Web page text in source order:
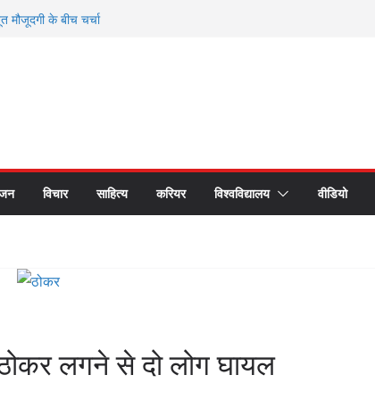
2026 में Elon Musk की अनुपस्थिति से
के बीच चर्चा
लोक अदालत के प्रचार प्रसार के लिए रथ रवाना
डॉ. राजकुमार चौधरी ने किया सम्मान
विचार साहित्य करियर विश्वविद्यालय वीडियो
लगने से दो लोग घायल